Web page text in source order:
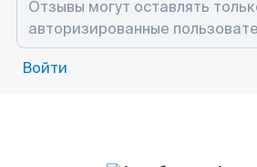
Войти